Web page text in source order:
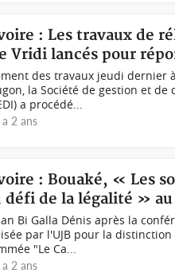
: Les travaux de
Vridi lancés pour
des travaux jeudi dernier
la Société de gestion et
a procédé...
a 2 ans
: Bouaké, « Les
de la légalité »
Bi Galla Dénis après la
par l'UJB pour la
"Le Ca...
a 2 ans